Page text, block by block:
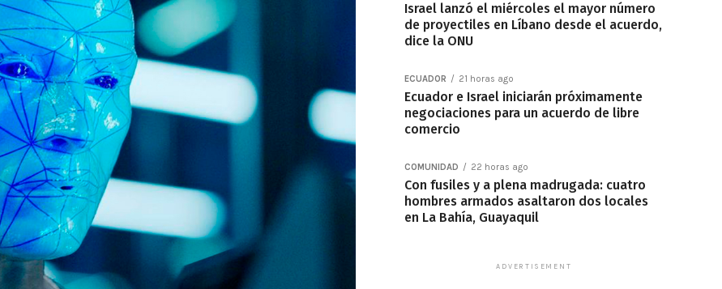
Israel lanzó el miércoles el mayor número
de proyectiles en Líbano desde el acuerdo,
dice la ONU
ECUADOR 21 horas ago
Ecuador e Israel iniciarán próximamente
negociaciones para un acuerdo de libre
comercio
COMUNIDAD 22 horas ago
Con fusiles y a plena madrugada: cuatro
hombres armados asaltaron dos locales
en La Bahía, Guayaquil
ADVERTISEMENT